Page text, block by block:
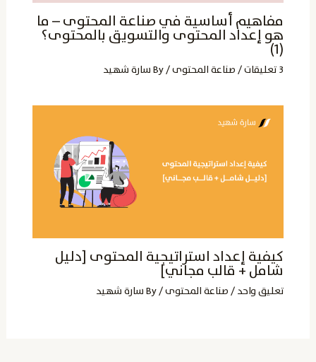
مفاهيم أساسية في صناعة المحتوى – ما
هو إعداد المحتوى والتسويق بالمحتوى؟
(1)
3 تعليقات /صناعة المحتوى/ By سارة شهيد
كيفية إعداد استراتيجية المحتوى [دليل
شامل + قالب مجاني]
تعليق واحد/صناعة المحتوى/ By سارة شهيد